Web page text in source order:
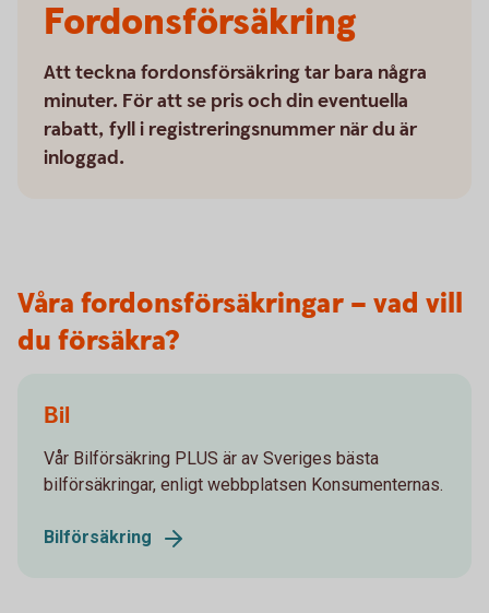
Fordonsförsäkring
Att teckna fordonsförsäkring tar bara några
minuter. För att se pris och din eventuella
rabatt, fyll i registreringsnummer när du är
inloggad.
Våra fordonsförsäkringar – vad vill
du försäkra?
Bil
Vår Bilförsäkring PLUS är av Sveriges bästa
bilförsäkringar, enligt webbplatsen Konsumenternas.
Bilförsäkring